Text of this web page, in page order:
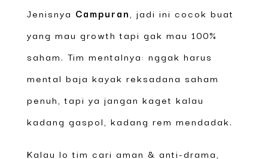
Jenisnya Campuran , jadi ini cocok buat
yang mau growth tapi gak mau 100%
saham. Tim mentalnya: nggak harus
mental baja kayak reksadana saham
penuh, tapi ya jangan kaget kalau
kadang gaspol, kadang rem mendadak.
Kalau lo tim cari aman & anti-drama,